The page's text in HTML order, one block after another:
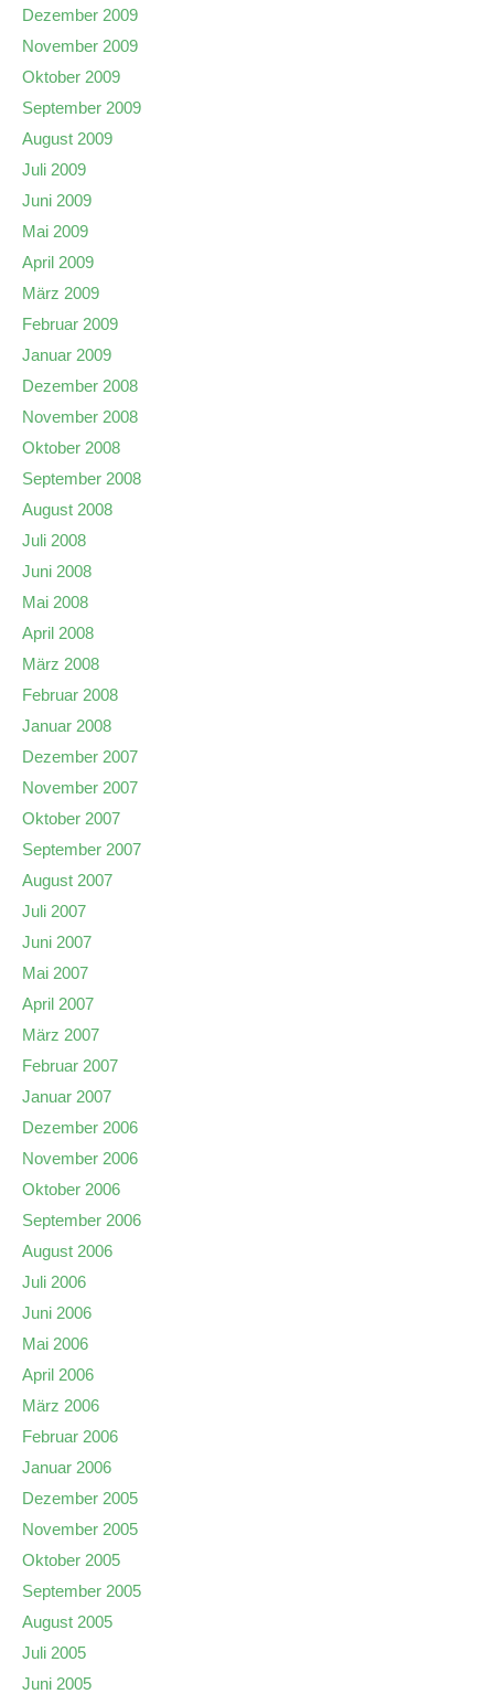
Dezember 2009
November 2009
Oktober 2009
September 2009
August 2009
Juli 2009
Juni 2009
Mai 2009
April 2009
März 2009
Februar 2009
Januar 2009
Dezember 2008
November 2008
Oktober 2008
September 2008
August 2008
Juli 2008
Juni 2008
Mai 2008
April 2008
März 2008
Februar 2008
Januar 2008
Dezember 2007
November 2007
Oktober 2007
September 2007
August 2007
Juli 2007
Juni 2007
Mai 2007
April 2007
März 2007
Februar 2007
Januar 2007
Dezember 2006
November 2006
Oktober 2006
September 2006
August 2006
Juli 2006
Juni 2006
Mai 2006
April 2006
März 2006
Februar 2006
Januar 2006
Dezember 2005
November 2005
Oktober 2005
September 2005
August 2005
Juli 2005
Juni 2005